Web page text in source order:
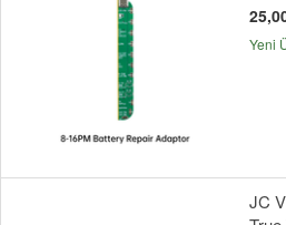
Yeni
JC